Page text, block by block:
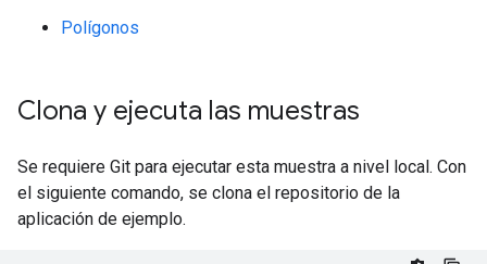
Polígonos
Clona y ejecuta las muestras
Se requiere Git para ejecutar esta muestra a nivel local. Con
el siguiente comando, se clona el repositorio de la
aplicación de ejemplo.